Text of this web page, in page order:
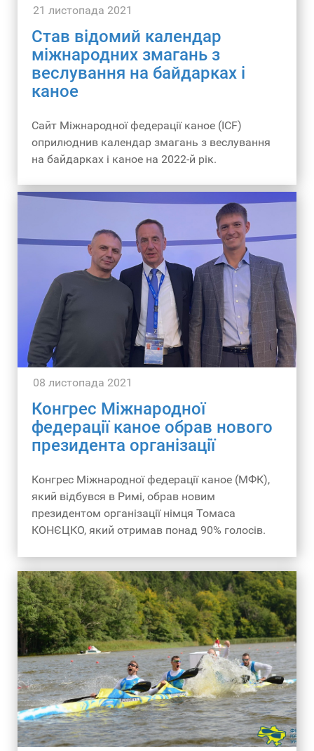
21 листопада 2021
Став відомий календар
міжнародних змагань з
веслування на байдарках і
каное
Сайт Міжнародної федерації каное (ICF)
оприлюднив календар змагань з веслування
на байдарках і каное на 2022-й рік.
08 листопада 2021
Конгрес Міжнародної
федерації каное обрав нового
президента організації
Конгрес Міжнародної федерації каное (МФК),
який відбувся в Римі, обрав новим
президентом організації німця Томаса
КОНЄЦКО, який отримав понад 90% голосів.